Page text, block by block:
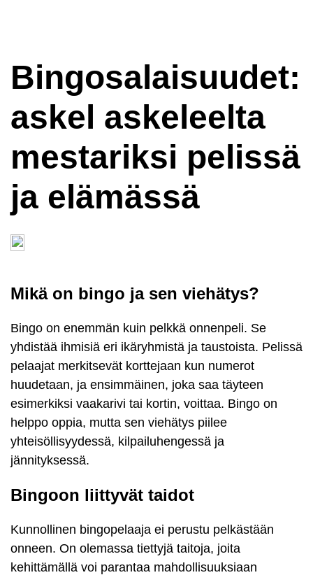
Bingosalaisuudet:
askel askeleelta
mestariksi pelissä
ja elämässä
Mikä on bingo ja sen viehätys?
Bingo on enemmän kuin pelkkä onnenpeli. Se
yhdistää ihmisiä eri ikäryhmistä ja taustoista. Pelissä
pelaajat merkitsevät korttejaan kun numerot
huudetaan, ja ensimmäinen, joka saa täyteen
esimerkiksi vaakarivi tai kortin, voittaa. Bingo on
helppo oppia, mutta sen viehätys piilee
yhteisöllisyydessä, kilpailuhengessä ja
jännityksessä.
Bingoon liittyvät taidot
Kunnollinen bingopelaaja ei perustu pelkästään
onneen. On olemassa tiettyjä taitoja, joita
kehittämällä voi parantaa mahdollisuuksiaan